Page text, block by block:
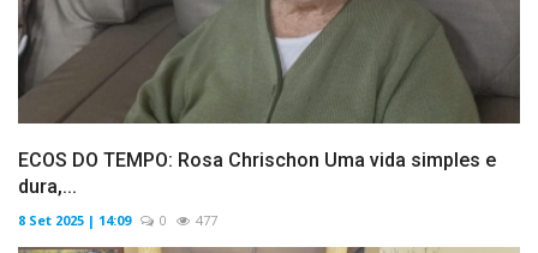
ECOS DO TEMPO: Rosa Chrischon Uma vida simples e
dura,...
8 Set 2025 | 14:09 0 477